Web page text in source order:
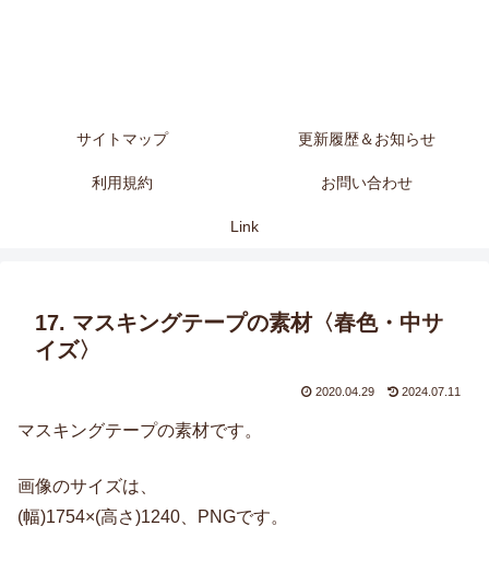
サイトマップ 更新履歴＆お知らせ
利用規約 お問い合わせ
Link
17. マスキングテープの素材〈春色・中サ
イズ〉
2020.04.29 2024.07.11
マスキングテープの素材です。
画像のサイズは、
(幅)1754×(高さ)1240、PNGです。